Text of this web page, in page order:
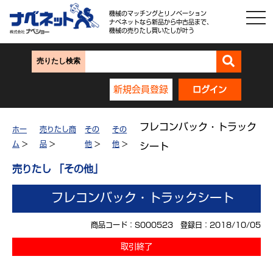
機械のマッチングとリノベーション
ナベネットなら新品から中古品まで、
機械の売りたし買いたしが叶う
売りたし検索
新規会員登録 ログイン
ホー
ム >
売りたし商
品>
その
他 >
その
他 >
フレコンバック・トラック
シート
売りたし 「その他」
フレコンバック・トラックシート
商品コード：S000523 登録日：2018/10/05
取引終了